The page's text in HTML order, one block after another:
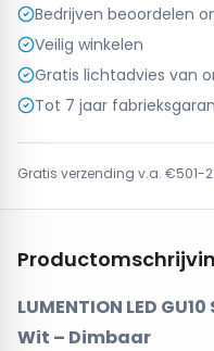
Bedrijven beoordelen
Veilig winkelen
Gratis lichtadvies van
Tot 7 jaar
Gratis verzending v.a. €501-
LUMENTION LED
Wit – Dimbaar